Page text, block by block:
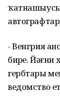
- Венгрия
бирҙе. Йәғни
гербтары
ведомство